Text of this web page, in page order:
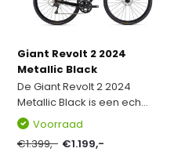
Giant Revolt 2 2024
Metallic Black
De Giant Revolt 2 2024
Metallic Black is een ech...
Voorraad
€1.399,- €1.199,-